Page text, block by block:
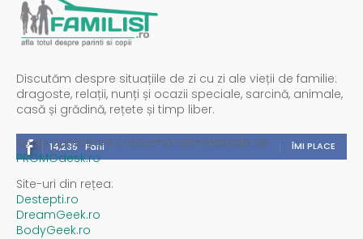
Discutăm despre situațiile de zi cu zi ale vieții de familie:
dragoste, relații, nunți și ocazii speciale, sarcină, animale,
casă și grădină, rețete și timp liber.
14,235 Fani ÎMI PLACE
Spații publicitare / reclamă administrată de
PROMOdesk.ro
Site-uri din rețea:
Destepti.ro
DreamGeek.ro
BodyGeek.ro